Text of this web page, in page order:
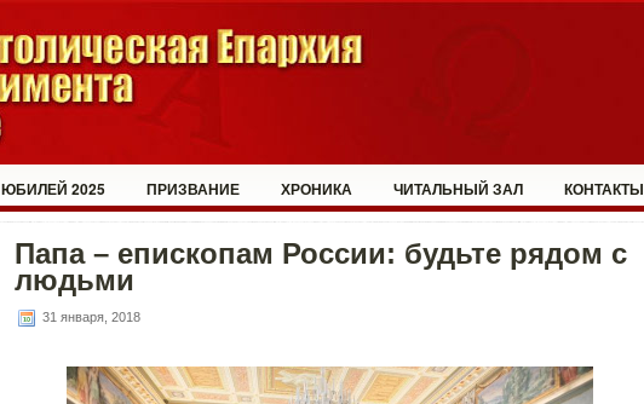
ЮБИЛЕЙ 2025 ПРИЗВАНИЕ ХРОНИКА ЧИТАЛЬНЫЙ ЗАЛ КОНТАКТЫ
Папа – епископам России: будьте рядом с
людьми
31 января, 2018